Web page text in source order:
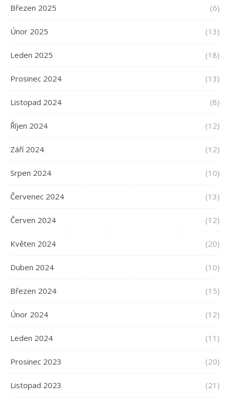
Březen 2025 (6)
Únor 2025 (13)
Leden 2025 (18)
Prosinec 2024 (13)
Listopad 2024 (8)
Říjen 2024 (12)
Září 2024 (12)
Srpen 2024 (10)
Červenec 2024 (13)
Červen 2024 (12)
Květen 2024 (20)
Duben 2024 (10)
Březen 2024 (15)
Únor 2024 (12)
Leden 2024 (11)
Prosinec 2023 (20)
Listopad 2023 (21)